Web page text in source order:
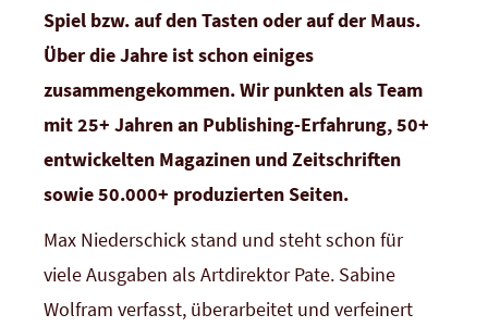
Spiel bzw. auf den Tasten oder auf der Maus.
Über die Jahre ist schon einiges
zusammengekommen. Wir punkten als Team
mit 25+ Jahren an Publishing-Erfahrung, 50+
entwickelten Magazinen und Zeitschriften
sowie 50.000+ produzierten Seiten.
Max Niederschick stand und steht schon für
viele Ausgaben als Artdirektor Pate. Sabine
Wolfram verfasst, überarbeitet und verfeinert